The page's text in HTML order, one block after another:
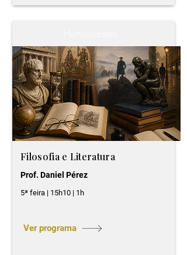
Filosofia e Literatura
Prof. Daniel Pérez
5ª feira | 15h10 | 1h
Ver programa